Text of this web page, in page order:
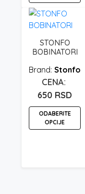
STONFO
BOBINATORI
Stonfo
650 RSD
ODABERITE
OPCIJE